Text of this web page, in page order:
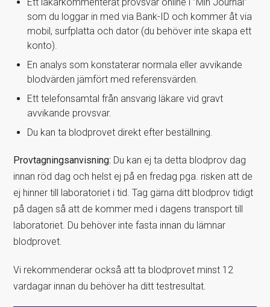
som du loggar in med via Bank-ID och kommer åt via
mobil, surfplatta och dator (du behöver inte skapa ett
konto).
En analys som konstaterar normala eller avvikande
blodvärden jämfört med referensvärden.
Ett telefonsamtal från ansvarig läkare vid gravt
avvikande provsvar.
Du kan ta blodprovet direkt efter beställning.
Provtagningsanvisning: Du kan ej ta detta blodprov dag
innan röd dag och helst ej på en fredag pga. risken att de
ej hinner till laboratoriet i tid. Tag gärna ditt blodprov tidigt
på dagen så att de kommer med i dagens transport till
laboratoriet. Du behöver inte fasta innan du lämnar
blodprovet.
Vi rekommenderar också att ta blodprovet minst 12
vardagar innan du behöver ha ditt testresultat.